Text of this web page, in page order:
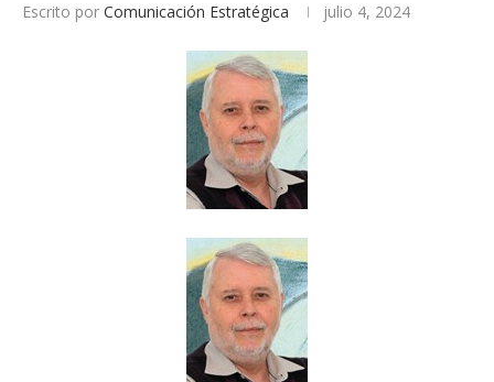
Escrito por Comunicación Estratégica julio 4, 2024